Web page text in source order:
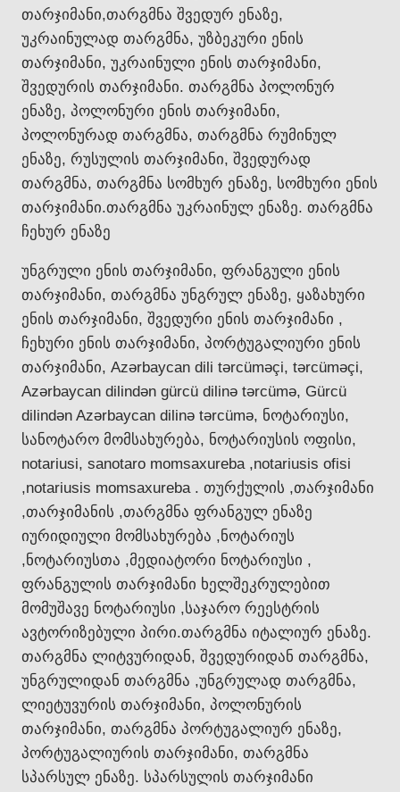
თარჯიმანი,თარგმნა შვედურ ენაზე,
უკრაინულად თარგმნა, უზბეკური ენის
თარჯიმანი, უკრაინული ენის თარჯიმანი,
შვედურის თარჯიმანი. თარგმნა პოლონურ
ენაზე, პოლონური ენის თარჯიმანი,
პოლონურად თარგმნა, თარგმნა რუმინულ
ენაზე, რუსულის თარჯიმანი, შვედურად
თარგმნა, თარგმნა სომხურ ენაზე, სომხური ენის
თარჯიმანი.თარგმნა უკრაინულ ენაზე. თარგმნა
ჩეხურ ენაზე
უნგრული ენის თარჯიმანი, ფრანგული ენის
თარჯიმანი, თარგმნა უნგრულ ენაზე, ყაზახური
ენის თარჯიმანი, შვედური ენის თარჯიმანი ,
ჩეხური ენის თარჯიმანი, პორტუგალიური ენის
თარჯიმანი, Azərbaycan dili tərcüməçi, tərcüməçi,
Azərbaycan dilindən gürcü dilinə tərcümə, Gürcü
dilindən Azərbaycan dilinə tərcümə, ნოტარიუსი,
სანოტარო მომსახურება, ნოტარიუსის ოფისი,
notariusi, sanotaro momsaxureba ,notariusis ofisi
,notariusis momsaxureba . თურქულის ,თარჯიმანი
,თარჯიმანის ,თარგმნა ფრანგულ ენაზე
იურიდიული მომსახურება ,ნოტარიუს
,ნოტარიუსთა ,მედიატორი ნოტარიუსი ,
ფრანგულის თარჯიმანი ხელშეკრულებით
მომუშავე ნოტარიუსი ,საჯარო რეესტრის
ავტორიზებული პირი.თარგმნა იტალიურ ენაზე.
თარგმნა ლიტვურიდან, შვედურიდან თარგმნა,
უნგრულიდან თარგმნა ,უნგრულად თარგმნა,
ლიეტუვურის თარჯიმანი, პოლონურის
თარჯიმანი, თარგმნა პორტუგალიურ ენაზე,
პორტუგალიურის თარჯიმანი, თარგმნა
სპარსულ ენაზე. სპარსულის თარჯიმანი